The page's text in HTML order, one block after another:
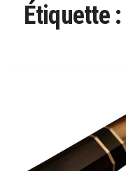
Étiquette :